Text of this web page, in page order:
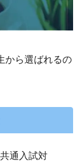
から選ばれるの
通入試対